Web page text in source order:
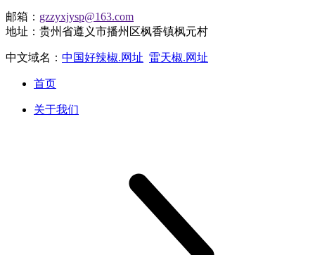
邮箱： gzzyxjysp@163.com
地址：贵州省遵义市播州区枫香镇枫元村
中文域名： 中国好辣椒.网址 雷天椒.网址
首页
关于我们